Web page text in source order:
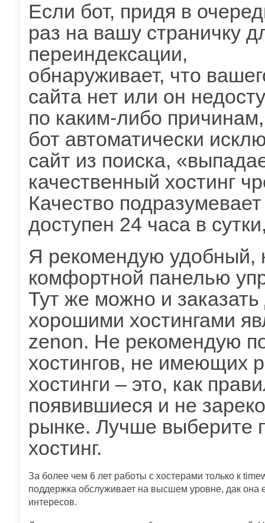
Если бот, придя в
раз на вашу страничку
переиндексации,
обнаруживает, что
сайта нет или он
по каким-либо
бот автоматически
сайт из поиска,
качественный хостинг
Качество
доступен 24 часа в
Я рекомендую удобный,
комфортной панелью
Тут же можно и
хорошими хостингами
zenon. Не рекомендую
хостингов, не имеющих
хостинги – это, как
появившиеся и не
рынке. Лучше выберите
хостинг.
За более чем 6 лет работы с хостерами только к
поддержка обслуживает на высшем уровне, дак
интересов.